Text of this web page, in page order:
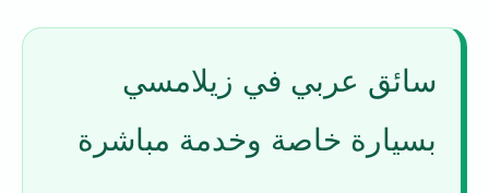
سائق عربي في زيلامسي
بسيارة خاصة وخدمة مباشرة